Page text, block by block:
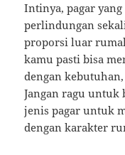
Intinya, pagar
perlindungan
proporsi luar
kamu pasti bisa
dengan kebutuhan,
Jangan ragu untuk
jenis pagar untuk
dengan karakter